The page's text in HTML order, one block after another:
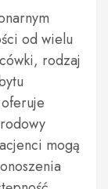
od wielu
rodzaj
mogą